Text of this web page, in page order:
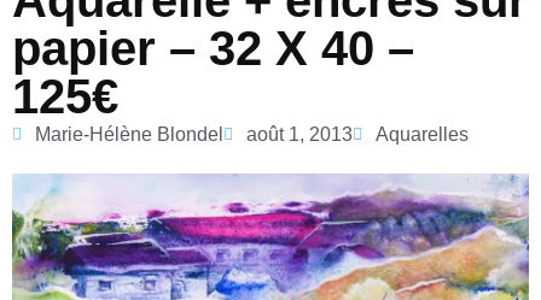
papier – 32 X 40 –
125€
Marie-Hélène Blondel août 1, 2013 Aquarelles